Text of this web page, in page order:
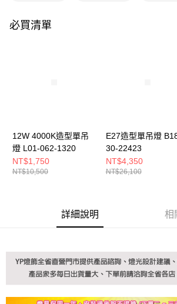
是否繳費成功／繳費後需取消欲退款等相關疑問，請
客戶支援中心」
任。
４．使用「AFTEE先享後付」時，將依據個別帳號
時審查核予不同之上限額度；若仍有額度不足之情形
請求用戶進行身份認證。
必買清單
12W 4000K造型單吊
燈 L01-062-1320
NT$1,750
NT$10,500
E27造型單吊燈
30-22423
NT$4,350
NT$26,100
詳細說明 相